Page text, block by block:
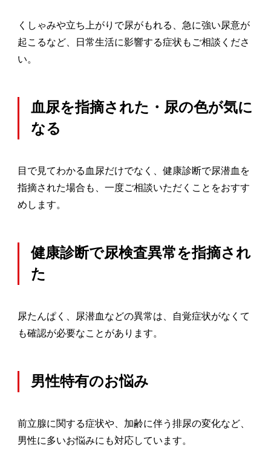
くしゃみや立ち上がりで尿がもれる、急に強い尿意が
起こるなど、日常生活に影響する症状もご相談くださ
い。
血尿を指摘された・尿の色が気に
なる
目で見てわかる血尿だけでなく、健康診断で尿潜血を
指摘された場合も、一度ご相談いただくことをおすす
めします。
健康診断で尿検査異常を指摘され
た
尿たんぱく、尿潜血などの異常は、自覚症状がなくて
も確認が必要なことがあります。
男性特有のお悩み
前立腺に関する症状や、加齢に伴う排尿の変化など、
男性に多いお悩みにも対応しています。